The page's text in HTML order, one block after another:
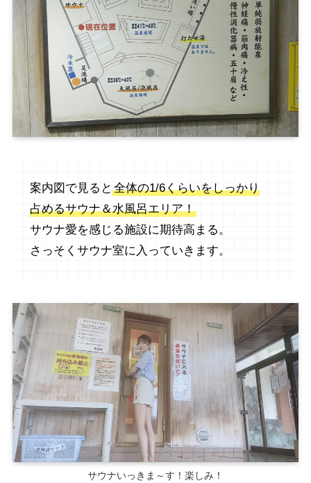
案内図で見ると全体の1/6くらいをしっかり
占めるサウナ＆水風呂エリア！
サウナ愛を感じる施設に期待高まる。
さっそくサウナ室に入っていきます。
サウナいっきま～す！楽しみ！